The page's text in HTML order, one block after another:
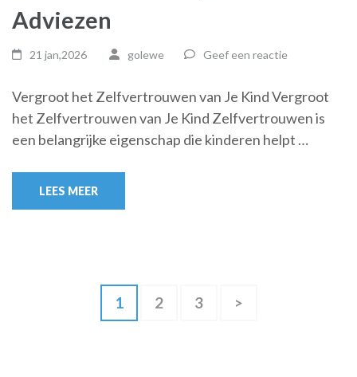
Adviezen
21 jan,2026 golewe Geef een reactie
Vergroot het Zelfvertrouwen van Je Kind Vergroot
het Zelfvertrouwen van Je Kind Zelfvertrouwen is
een belangrijke eigenschap die kinderen helpt …
LEES MEER
Berichtnavigatie
Pagina
1 Pagina
2 Pagina
3 >